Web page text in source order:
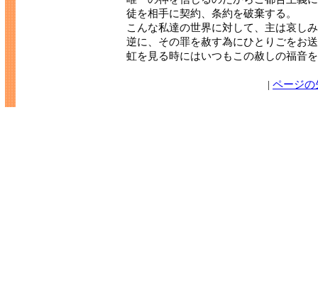
徒を相手に契約、条約を破棄する。
こんな私達の世界に対して、主は哀し
逆に、その罪を赦す為にひとりごをお
虹を見る時にはいつもこの赦しの福音
| ページの